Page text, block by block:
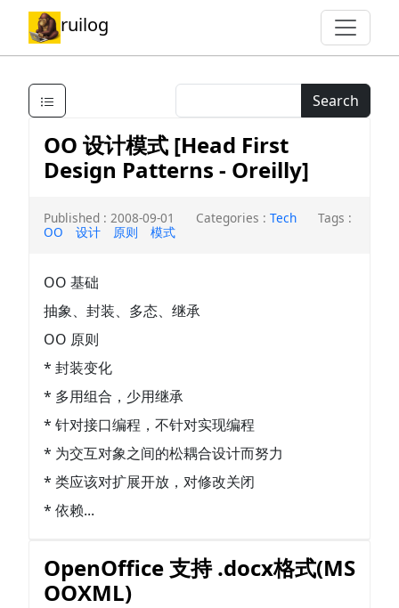
ruilog
Search
OO 设计模式 [Head First
Design Patterns - Oreilly]
Published : 2008-09-01 Categories : Tech
Tags :
OO
设计 原则 模式
OO 基础
抽象、封装、多态、继承
OO 原则
* 封装变化
* 多用组合，少用继承
* 针对接口编程，不针对实现编程
* 为交互对象之间的松耦合设计而努力
* 类应该对扩展开放，对修改关闭
* 依赖...
OpenOffice 支持 .docx格式(MS
OOXML)